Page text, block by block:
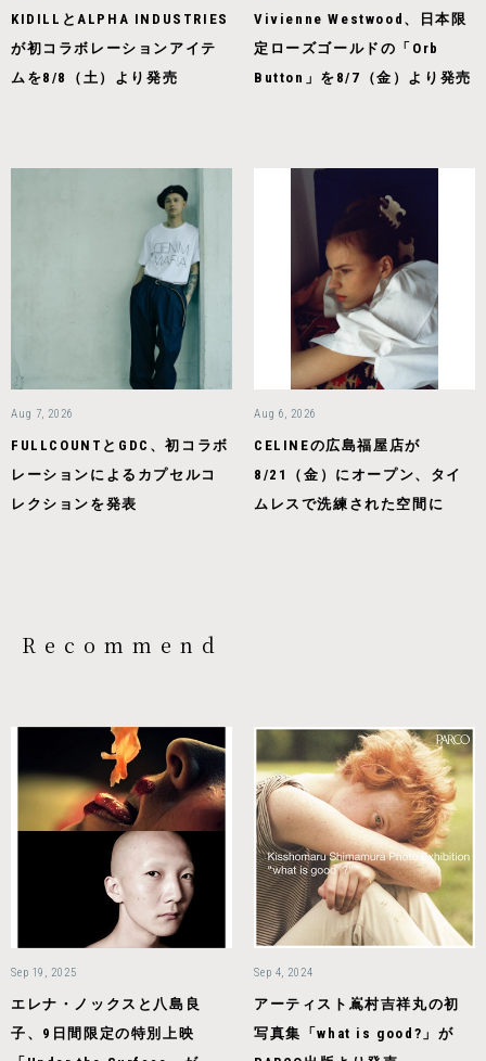
KIDILLとALPHA INDUSTRIES
が初コラボレーションアイテ
ムを8/8（土）より発売
Vivienne Westwood、日本限
定ローズゴールドの「Orb
Button」を8/7（金）より発売
Aug 7, 2026
FULLCOUNTとGDC、初コラボ
レーションによるカプセルコ
レクションを発表
Aug 6, 2026
CELINEの広島福屋店が
8/21（金）にオープン、タイ
ムレスで洗練された空間に
Recommend
Sep 19, 2025
エレナ・ノックスと八島良
子、9日間限定の特別上映
Sep 4, 2024
アーティスト嶌村吉祥丸の初
写真集「what is good?」が